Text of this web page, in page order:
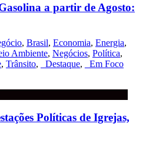
a partir de Agosto:
, Brasil, Economia, Energia,
Ambiente, Negócios, Política,
, Trânsito, _Destaque, _Em Foco
Políticas de Igrejas,